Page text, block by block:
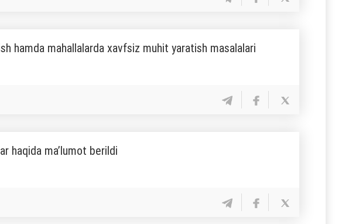
hamda mahallalarda xavfsiz muhit yaratish masalalari
haqida maʼlumot berildi